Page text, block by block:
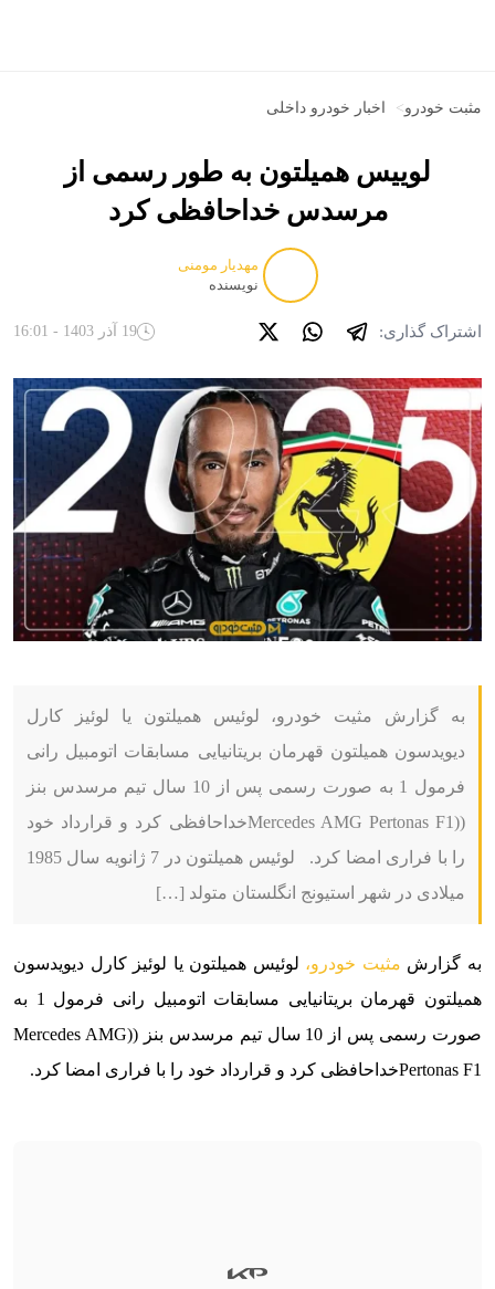
مثبت خودرو> اخبار خودرو داخلی
لوییس همیلتون به طور رسمی از
مرسدس خداحافظی کرد
مهدیار مومنی
نویسنده
اشتراک گذاری: 19 آذر 1403 - 16:01
به گزارش مثیت خودرو، لوئیس همیلتون یا لوئیز کارل
دیویدسون همیلتون قهرمان بریتانیایی مسابقات اتومبیل رانی
فرمول 1 به صورت رسمی پس از 10 سال تیم مرسدس بنز
((Mercedes AMG Pertonas F1خداحافظی کرد و قرارداد خود
را با فراری امضا کرد. لوئیس همیلتون در 7 ژانویه سال 1985
میلادی در شهر استیونج انگلستان متولد […]
به گزارش مثیت خودرو، لوئیس همیلتون یا لوئیز کارل دیویدسون
همیلتون قهرمان بریتانیایی مسابقات اتومبیل رانی فرمول 1 به
صورت رسمی پس از 10 سال تیم مرسدس بنز ((Mercedes AMG
Pertonas F1خداحافظی کرد و قرارداد خود را با فراری امضا کرد.